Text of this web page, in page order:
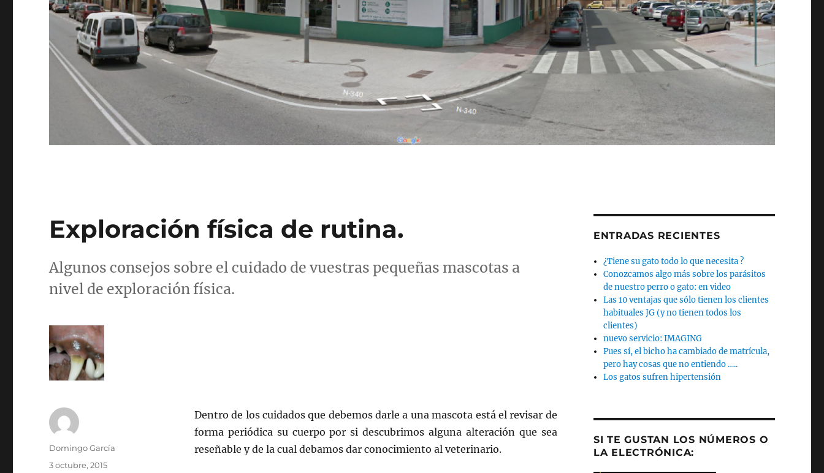
Exploración física de rutina.
Algunos consejos sobre el cuidado de vuestras pequeñas mascotas a
nivel de exploración física.
Dentro de los cuidados que debemos darle a una mascota está el revisar de
forma periódica su cuerpo por si descubrimos alguna alteración que sea
reseñable y de la cual debamos dar conocimiento al veterinario.
Autor
Domingo García
Publicado
3 octubre, 2015
ENTRADAS RECIENTES
¿Tiene su gato todo lo que necesita ?
Conozcamos algo más sobre los parásitos
de nuestro perro o gato: en video
Las 10 ventajas que sólo tienen los clientes
habituales JG (y no tienen todos los
clientes)
nuevo servicio: IMAGING
Pues sí, el bicho ha cambiado de matrícula,
pero hay cosas que no entiendo …..
Los gatos sufren hipertensión
SI TE GUSTAN LOS NÚMEROS O
LA ELECTRÓNICA: